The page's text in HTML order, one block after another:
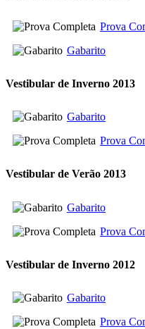
Prova
Gabarito
Vestibular de Inverno 2013
Gabarito
Prova
Vestibular de Verão 2013
Gabarito
Prova
Vestibular de Inverno 2012
Gabarito
Prova